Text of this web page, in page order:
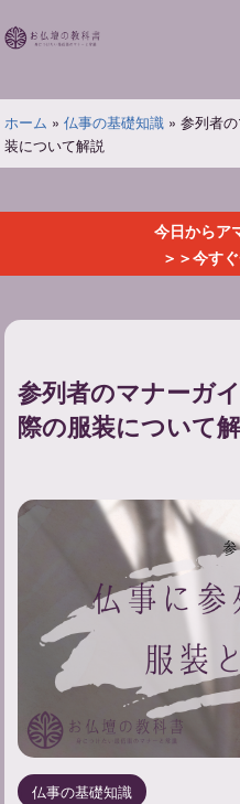
ン
ツ
へ
ス
お
壇
の
教
ホーム » 仏事の基礎知識» 参列者
装について解説
今日からア
＞＞今す
参列者のマナーガ
際の服装について
仏事の基礎知識